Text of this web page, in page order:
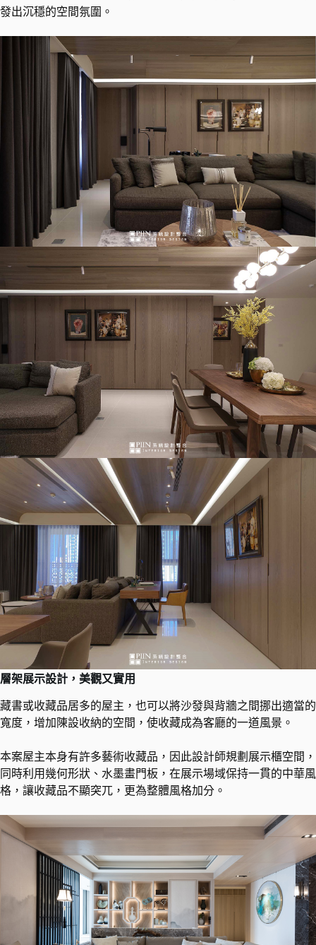
發出沉穩的空間氛圍。
層架展示設計，美觀又實用
藏書或收藏品居多的屋主，也可以將沙發與背牆之間挪出適當的
寬度，增加陳設收納的空間，使收藏成為客廳的一道風景。
本案屋主本身有許多藝術收藏品，因此設計師規劃展示櫃空間，
同時利用幾何形狀、水墨畫門板，在展示場域保持一貫的中華風
格，​讓收藏品不顯突兀，更為整體風格加分。